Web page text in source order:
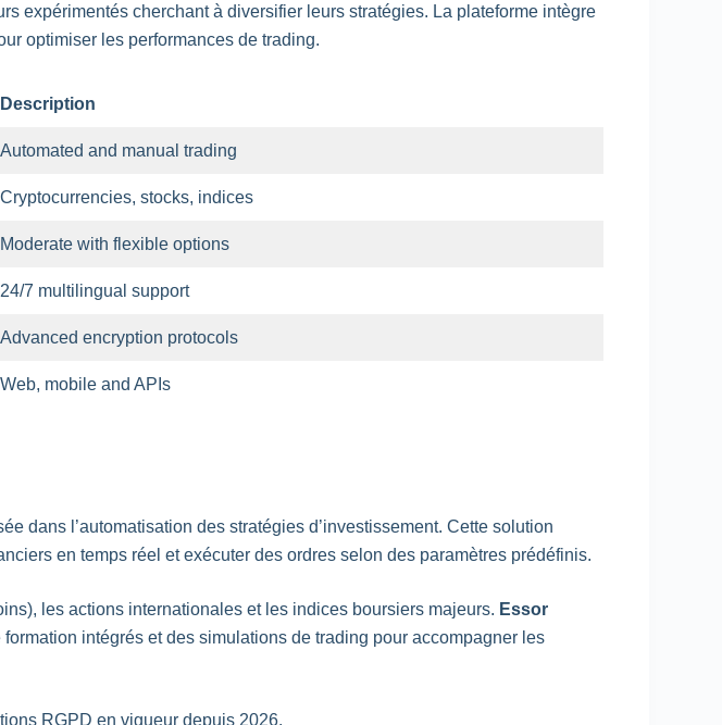
expérimentés cherchant à diversifier leurs stratégies. La plateforme intègre
optimiser les performances detrading.
Description
Automated and manual trading
Cryptocurrencies,stocks, indices
Moderate with flexible options
24/7 multilingual support
Advanced encryption protocols
Web, mobileand APIs
dans l’automatisation des stratégies d’investissement. Cette solution
en temps réel et exécuter des ordres selon des paramètres prédéfinis.
), les actions internationales et les indices boursiers majeurs. Essor
intégrés et des simulations detrading pour accompagner les
RGPD en vigueur depuis 2026.